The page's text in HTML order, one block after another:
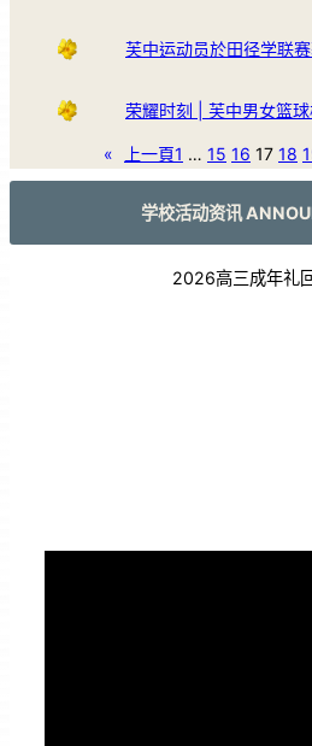
芙中运动员於田径学联
荣耀时刻 | 芙中男女篮
« 上一頁1 … 15 16 17 18
学校活动资讯
2026高三成年礼